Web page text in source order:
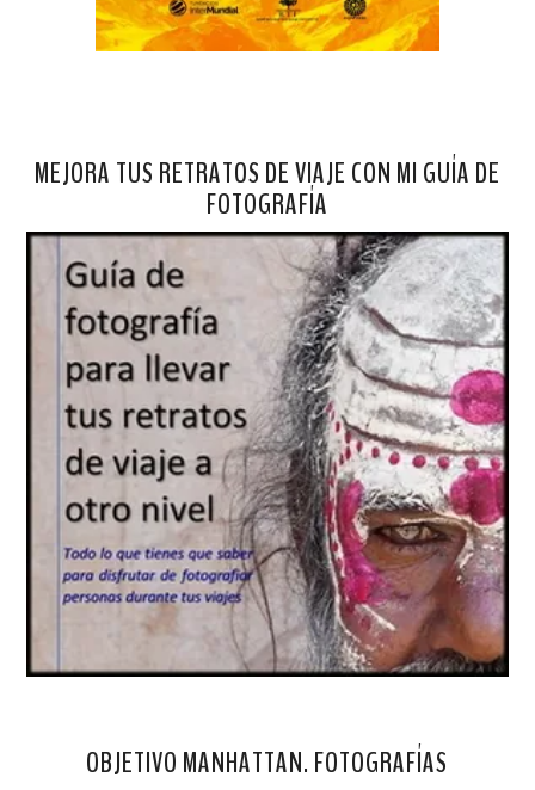
MEJORA TUS RETRATOS DE VIAJE CON MI GUÍA DE
FOTOGRAFÍA
OBJETIVO MANHATTAN. FOTOGRAFÍAS